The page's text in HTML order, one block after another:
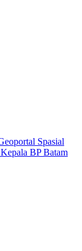
Spasial
BP Batam